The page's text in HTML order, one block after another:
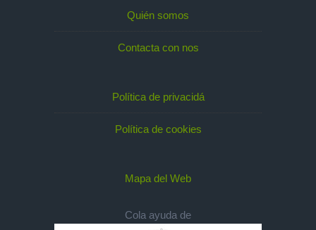
Quién somos
Contacta con nos
Política de privacidá
Política de cookies
Mapa del Web
Cola ayuda de